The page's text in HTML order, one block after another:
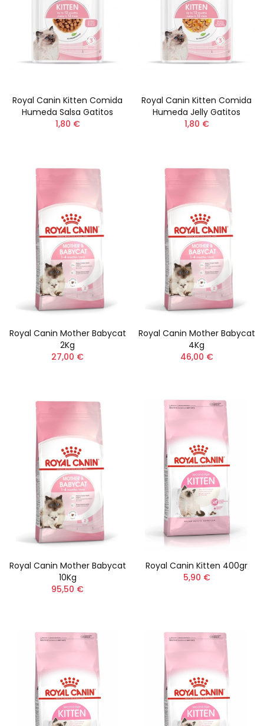
Royal Canin Kitten Comida
Humeda Salsa Gatitos
1,80 €
Royal Canin Kitten Comida
Humeda Jelly Gatitos
1,80 €
Royal Canin Mother Babycat
2Kg
27,00 €
Royal Canin Mother Babycat
4Kg
46,00 €
Royal Canin Mother Babycat
10Kg
95,50 €
Royal Canin Kitten 400gr
5,90 €